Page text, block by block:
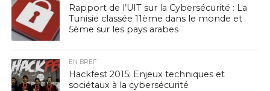
Rapport de l’UIT sur la Cybersécurité : La
Tunisie classée 11ème dans le monde et
5ème sur les pays arabes
EN BREF
Hackfest 2015: Enjeux techniques et
sociétaux à la cybersécurité